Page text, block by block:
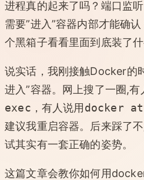
进程真的起来了吗？端口监
需要”进入”容器内部才能确
个黑箱子看看里面到底装了什
说实话，我刚接触Docker的
进入”容器。网上搜了一圈,有
exec ，有人说用docker
建议我重启容器。后来踩了
试其实有一套正确的姿势。
这篇文章会教你如何用